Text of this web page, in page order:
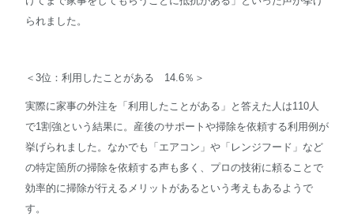
られました。
＜3位：利用したことがある 14.6％＞
実際に家事の外注を「利用したことがある」と答えた人は110人
で1割強という結果に。産後のサポートや掃除を依頼する利用例が
挙げられました。なかでも「エアコン」や「レンジフード」など
の特定箇所の掃除を依頼する声も多く、プロの技術に頼ることで
効率的に掃除が行えるメリットがあるという考えもあるようで
す。